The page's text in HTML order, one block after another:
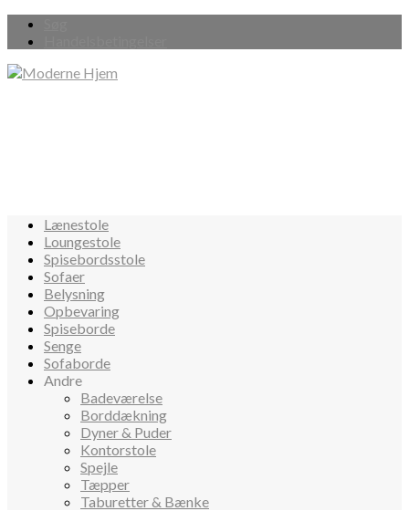
Lænestole
Loungestole
Spisebordsstole
Sofaer
Belysning
Opbevaring
Spiseborde
Senge
Sofaborde
Andre
Badeværelse
Borddækning
Dyner & Puder
Kontorstole
Spejle
Tæpper
Taburetter & Bænke